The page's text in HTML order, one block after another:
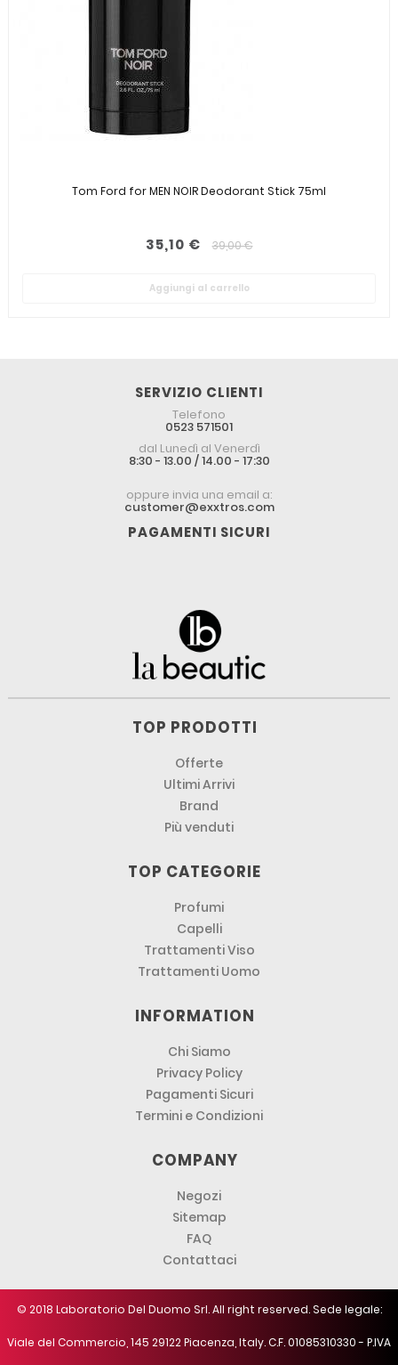
Tom Ford for MEN NOIR Deodorant Stick 75ml
35,10 € 39,00 €
Aggiungi al carrello
SERVIZIO CLIENTI
Telefono
0523 571501
dal Lunedì al Venerdì
8:30 - 13.00 / 14.00 - 17:30
oppure invia una email a:
customer@exxtros.com
PAGAMENTI SICURI
TOP PRODOTTI
Offerte
Ultimi Arrivi
Brand
Più venduti
TOP CATEGORIE
Profumi
Capelli
Trattamenti Viso
Trattamenti Uomo
INFORMATION
Chi Siamo
Privacy Policy
Pagamenti Sicuri
Termini e Condizioni
COMPANY
Negozi
Sitemap
FAQ
Contattaci
© 2018 Laboratorio Del Duomo Srl. All right reserved. Sede legale:
Viale del Commercio, 145 29122 Piacenza, Italy. C.F. 01085310330 - P.IVA